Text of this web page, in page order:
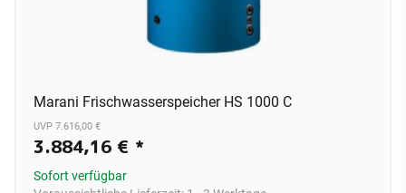
Marani Frischwasserspeicher HS 1000 C
UVP 7.616,00 €
3.884,16 € *
Sofort verfügbar